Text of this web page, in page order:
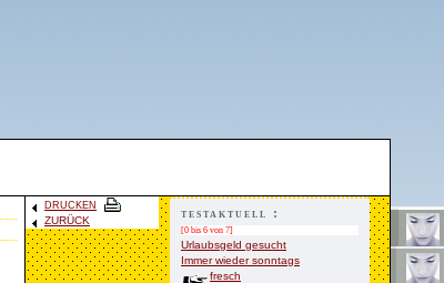
DRUCKEN
ZURÜCK testaktuell :
[0 bis 6 von 7]
Urlaubsgeld gesucht
Immer wieder sonntags
fresch